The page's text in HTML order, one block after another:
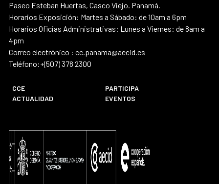
Paseo Esteban Huertas, Casco Viejo. Panamá.
Horarios Exposición: Martes a Sábado: de 10am a 6pm
Horarios Oficias Administrativas: Lunes a Viernes: de 8am a
4pm
Correo electrónico : cc.panama@aecid.es
Teléfono:+(507) 378 2300
CCE
PARTICIPA
ACTUALIDAD
EVENTOS